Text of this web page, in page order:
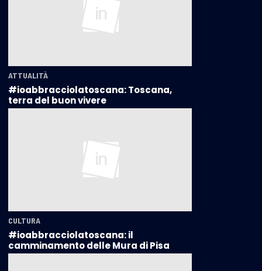
ATTUALITÀ
#ioabbracciolatoscana: Toscana,
terra del buon vivere
CULTURA
#ioabbracciolatoscana: il
camminamento delle Mura di Pisa